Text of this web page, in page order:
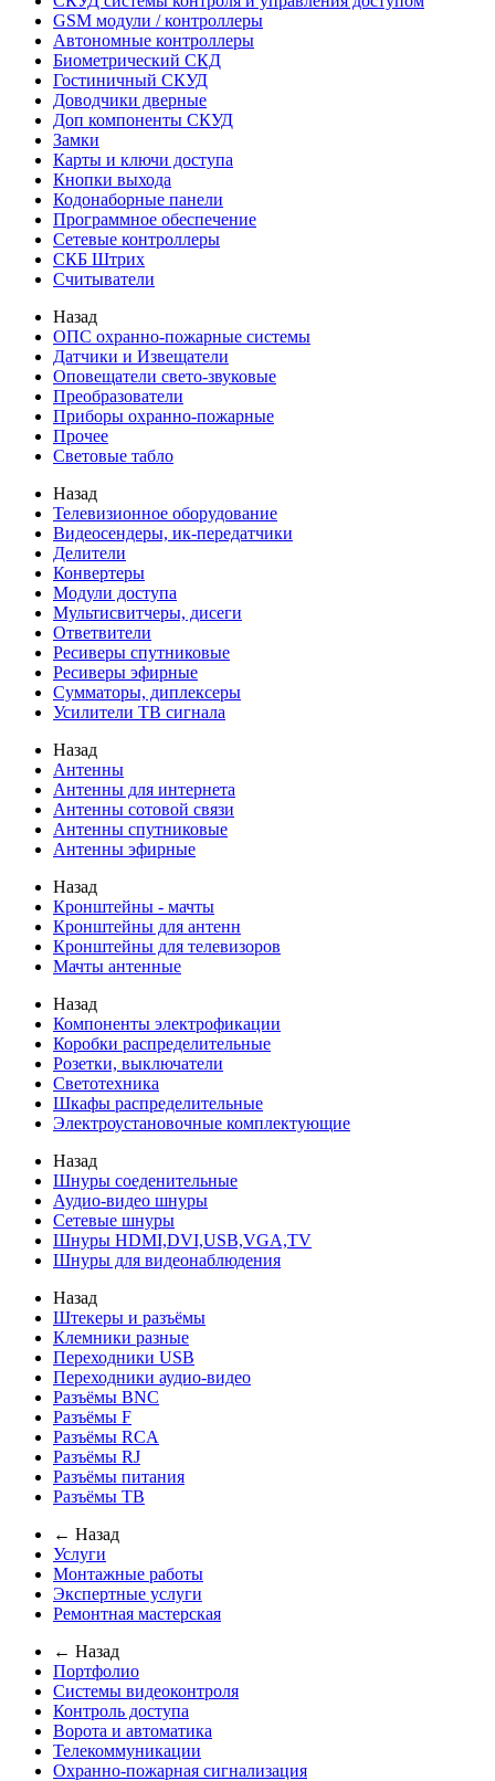
GSM модули / контроллеры
Автономные контроллеры
Биометрический СКД
Гостиничный СКУД
Доводчики дверные
Доп компоненты СКУД
Замки
Карты и ключи доступа
Кнопки выхода
Кодонаборные панели
Программное обеспечение
Сетевые контроллеры
СКБ Штрих
Считыватели
Назад
ОПС охранно-пожарные системы
Датчики и Извещатели
Оповещатели свето-звуковые
Преобразователи
Приборы охранно-пожарные
Прочее
Световые табло
Назад
Телевизионное оборудование
Видеосендеры, ик-передатчики
Делители
Конвертеры
Модули доступа
Мультисвитчеры, дисеги
Ответвители
Ресиверы спутниковые
Ресиверы эфирные
Сумматоры, диплексеры
Усилители ТВ сигнала
Назад
Антенны
Антенны для интернета
Антенны сотовой связи
Антенны спутниковые
Антенны эфирные
Назад
Кронштейны - мачты
Кронштейны для антенн
Кронштейны для телевизоров
Мачты антенные
Назад
Компоненты электрофикации
Коробки распределительные
Розетки, выключатели
Светотехника
Шкафы распределительные
Электроустановочные комплектующие
Назад
Шнуры соеденительные
Аудио-видео шнуры
Сетевые шнуры
Шнуры HDMI,DVI,USB,VGA,TV
Шнуры для видеонаблюдения
Назад
Штекеры и разъёмы
Клемники разные
Переходники USB
Переходники аудио-видео
Разъёмы BNC
Разъёмы F
Разъёмы RCA
Разъёмы RJ
Разъёмы питания
Разъёмы ТВ
← Назад
Услуги
Монтажные работы
Экспертные услуги
Ремонтная мастерская
← Назад
Портфолио
Системы видеоконтроля
Контроль доступа
Ворота и автоматика
Телекоммуникации
Охранно-пожарная сигнализация